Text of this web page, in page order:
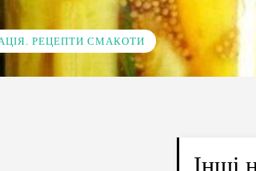
РЕЦЕПТИ СМАКОТИ
Інші